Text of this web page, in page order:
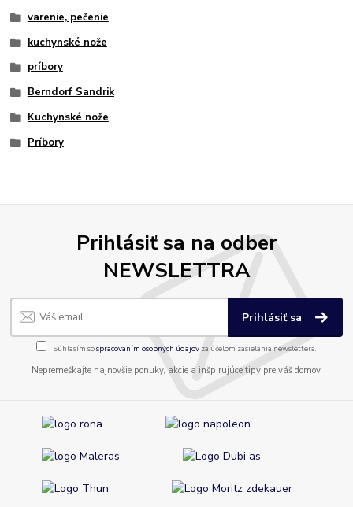
varenie, pečenie
kuchynské nože
príbory
Berndorf Sandrik
Kuchynské nože
Príbory
Prihlásiť sa na odber
NEWSLETTRA
Prihlásiť sa
Súhlasím sospracovaním osobných údajov za účelom zasielania newslettera.
Nepremeškajte najnovšie ponuky, akcie a inšpirujúce tipy pre váš domov.